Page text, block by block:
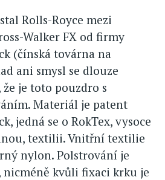
Rolls-Royce mezi
Walker FX od firmy
(čínská továrna na
ani smysl se dlouze
je toto pouzdro s
Materiál je patent
jedná se o RokTex, vysoce
textilii. Vnitřní textilie
nylon. Polstrování je
kvůli fixaci krku je